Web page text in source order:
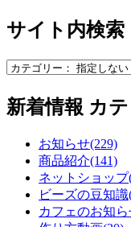
サイト内検索
新着情報 カ
お知らせ(229)
商品紹介(141)
ネットショップ
ビーズの豆知識
カフェのお知ら